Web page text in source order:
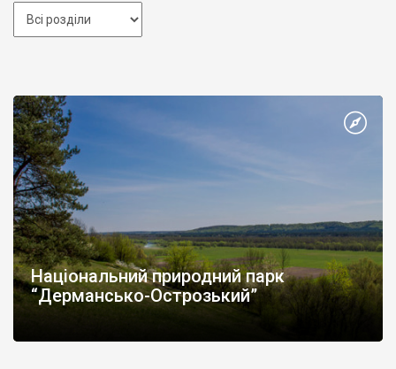
Національний природний парк
“Дермансько-Острозький”